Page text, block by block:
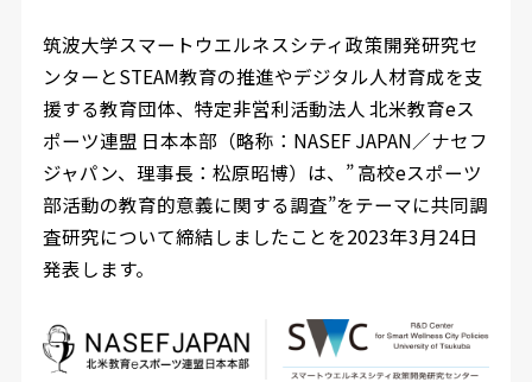
筑波大学スマートウエルネスシティ政策開発研究セ
ンターとSTEAM教育の推進やデジタル人材育成を支
援する教育団体、特定非営利活動法人 北米教育eス
ポーツ連盟 日本本部（略称：NASEF JAPAN／ナセフ
ジャパン、理事長：松原昭博）は、” 高校eスポーツ
部活動の教育的意義に関する調査”をテーマに共同調
査研究について締結しましたことを2023年3月24日
発表します。